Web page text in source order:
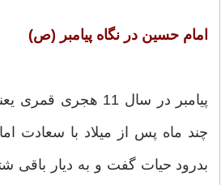
امام حسین در نگاه پیامبر (ص)
پیامبر در سال 11
چند ماه پس از میلاد با سعادت
بدرود حیات گفت و به دیار باقی